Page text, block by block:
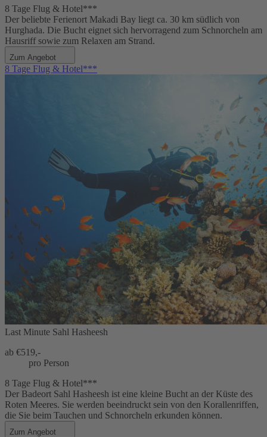
8 Tage Flug & Hotel***
Der beliebte Ferienort Makadi Bay liegt ca. 30 km südlich von
Hurghada. Die Bucht eignet sich hervorragend zum Schnorcheln am
Hausriff sowie zum Relaxen am Strand.
Zum Angebot
8 Tage Flug & Hotel***
Last Minute Sahl Hasheesh
ab €519,-
pro Person
8 Tage Flug & Hotel***
Der Badeort Sahl Hasheesh ist eine kleine Bucht an der Küste des
Roten Meeres. Sie werden beeindruckt sein von den Korallenriffen,
die Sie beim Tauchen und Schnorcheln erkunden können.
Zum Angebot